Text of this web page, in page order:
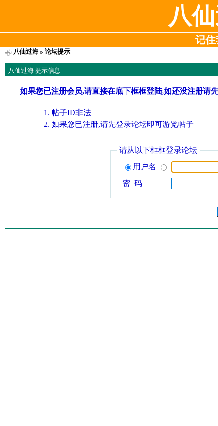
八
记住
八仙过海» 论坛提示
八仙过海 提示信息
如果您已注册会员,请直接在底下框框登陆,如还没注册请
帖子ID非法
如果您已注册,请先登录论坛即可游览帖子
请从以下框框登录论坛
用户名
密 码